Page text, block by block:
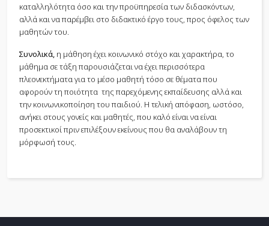
καταλληλότητα όσο και την προϋπηρεσία των διδασκόντων,
αλλά και να παρέμβει στο διδακτικό έργο τους, προς όφελος των
μαθητών του.
Συνολικά, η μάθηση έχει κοινωνικό στόχο και χαρακτήρα, το
μάθημα σε τάξη παρουσιάζεται να έχει περισσότερα
πλεονεκτήματα για το μέσο μαθητή τόσο σε θέματα που
αφορούν τη ποιότητα της παρεχόμενης εκπαίδευσης αλλά και
την κοινωνικοποίηση του παιδιού. Η τελική απόφαση, ωστόσο,
ανήκει στους γονείς και μαθητές, που καλό είναι να είναι
προσεκτικοί πριν επιλέξουν εκείνους που θα αναλάβουν τη
μόρφωσή τους.